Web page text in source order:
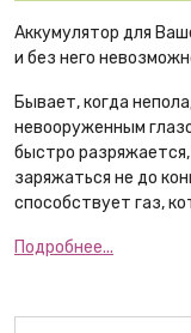
Аккумулятор для
и без него
Бывает, когда
невооруженным
быстро
заряжаться не до
способствует газ,
Подробнее...